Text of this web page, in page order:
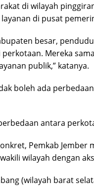
di wilayah
di pusat
besar,
Mereka
publik,” katanya.
boleh ada
antara
Pemkab
wilayah dengan
(wilayah barat